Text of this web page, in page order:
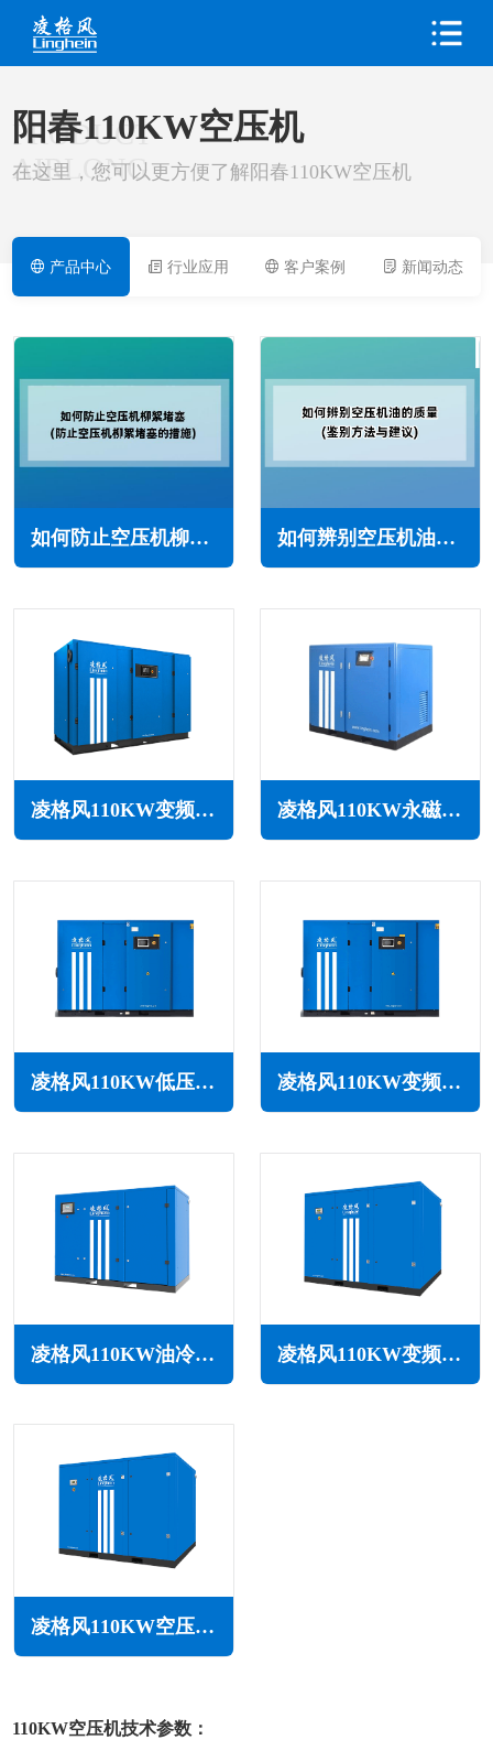
PRODUCT
AIRLONG
阳春110KW空压机
在这里，您可以更方便了解阳春110KW空压机
产品中心 行业应用 客户案例 新闻动态
如何防止空压机柳絮堵塞(防止空压机柳絮堵塞的措施) 如何辨别空压机油的质量(鉴别方法与建议)
凌格风110KW变频空压机LSV系列 凌格风110KW永磁变频无油水润滑空压机LSW PM系列
凌格风110KW低压空压机LS LP系列 凌格风110KW变频低压空压机LSV LP系列
凌格风110KW油冷永磁变频空压机LSH系列 凌格风110KW变频空压机LS系列
凌格风110KW空压机LS系列
110KW空压机技术参数：